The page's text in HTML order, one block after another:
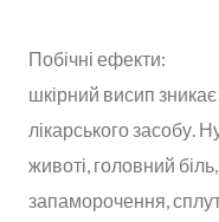
Побічні ефекти:
шкірний висип
лікарського засобу.
животі, головний
запаморочення,